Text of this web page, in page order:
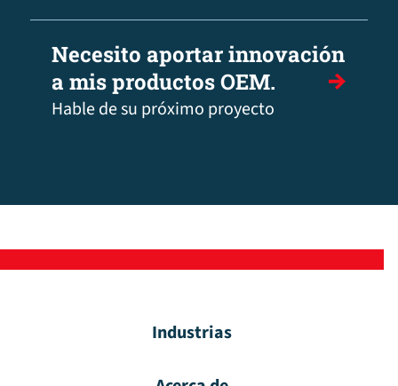
Necesito aportar innovación
a mis productos OEM.
Hable de su próximo proyecto
Industrias